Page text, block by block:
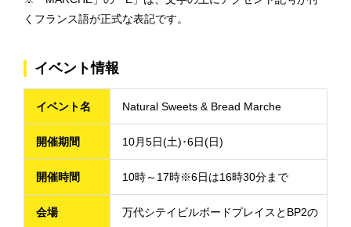
くフランス語が正式な表記です。
イベント情報
イベント名 Natural Sweets & Bread Marche
開催期間 10月5日(土)･6日(日)
開催時間 10時～17時※6日は16時30分まで
会場
万代シテイビルボードプレイスとBP2の